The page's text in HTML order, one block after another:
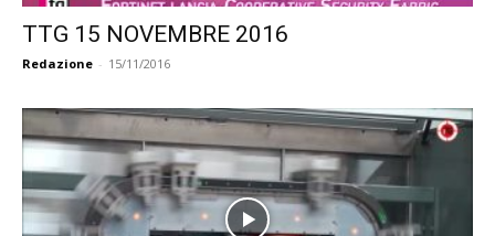
TTG 15 NOVEMBRE 2016
Redazione - 15/11/2016